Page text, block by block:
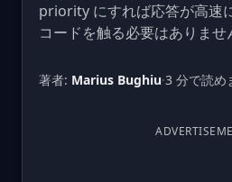
priority にすれば応答が高速
コードを触る必要はありませ
著者: Marius Bughiu·3 分で読め